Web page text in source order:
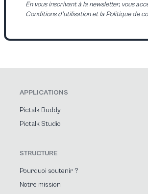
En vous inscrivant à la newsletter, vous
Conditions d'utilisation et la Politique de
APPLICATIONS
Pictalk Buddy
Pictalk Studio
STRUCTURE
Pourquoi soutenir ?
Notre mission